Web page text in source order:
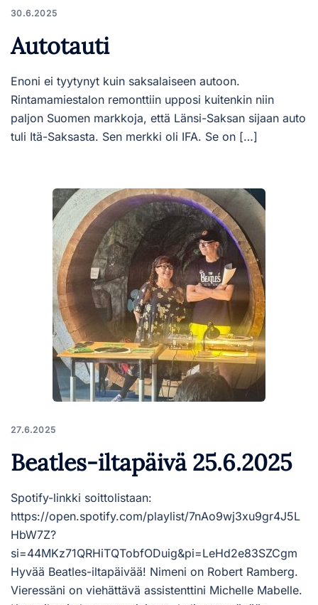
30.6.2025
Autotauti
Enoni ei tyytynyt kuin saksalaiseen autoon.
Rintamamiestalon remonttiin upposi kuitenkin niin
paljon Suomen markkoja, että Länsi-Saksan sijaan auto
tuli Itä-Saksasta. Sen merkki oli IFA. Se on […]
27.6.2025
Beatles-iltapäivä 25.6.2025
Spotify-linkki soittolistaan:
https://open.spotify.com/playlist/7nAo9wj3xu9gr4J5L
HbW7Z?
si=44MKz71QRHiTQTobfODuig&pi=LeHd2e83SZCgm
Hyvää Beatles-iltapäivää! Nimeni on Robert Ramberg.
Vieressäni on viehättävä assistenttini Michelle Mabelle.